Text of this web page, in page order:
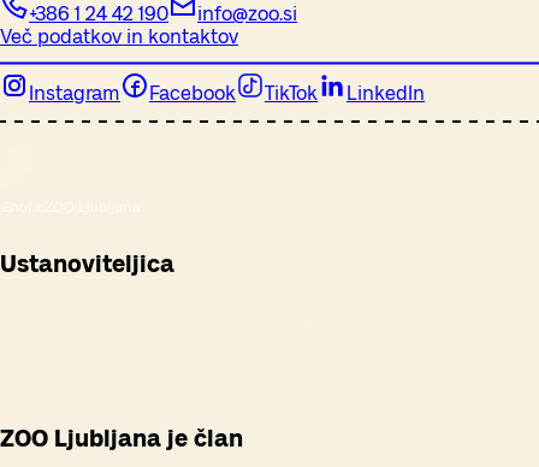
+386 1 24 42 190
info@zoo.si
Več podatkov in kontaktov
Instagram Facebook TikTok LinkedIn
Ustanoviteljica
ZOO Ljubljana je član